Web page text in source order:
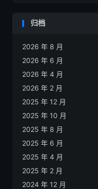
归档
2026 年 8 月
2026 年 6 月
2026 年 4 月
2026 年 2 月
2025 年 12 月
2025 年 10 月
2025 年 8 月
2025 年 6 月
2025 年 4 月
2025 年 2 月
2024 年 12 月